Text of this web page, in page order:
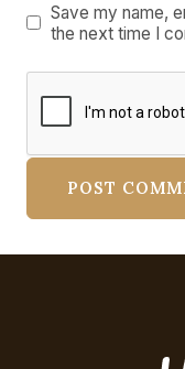
Save my name,
the next time I